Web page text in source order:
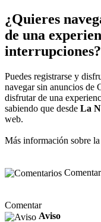
¿Quieres
de una
interrupciones?
Puedes registrarse y
navegar sin anuncios de
disfrutar de una
sabiendo que desde La
web.
Más información sobre la
Comentar
Aviso